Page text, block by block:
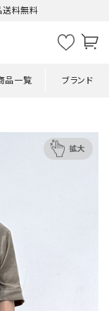
送料無料
品一覧 ブランド